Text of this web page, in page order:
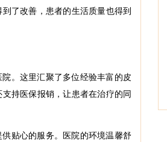
了改善，患者的生活质量也得到
。这里汇聚了多位经验丰富的皮
持医保报销，让患者在治疗的同
贴心的服务。医院的环境温馨舒